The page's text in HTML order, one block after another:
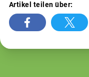
Artikel teilen über: